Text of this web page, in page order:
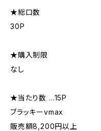
★総口数
30P
★購入制限
なし
★当たり数 …15P
ブラッキーvmax
販売額8,200円以上